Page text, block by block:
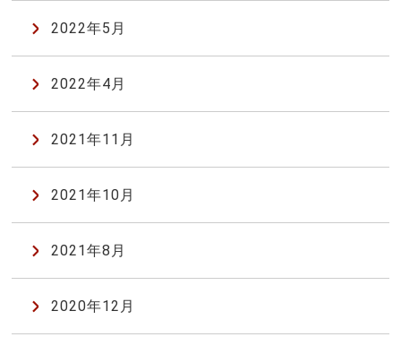
2022年5月
2022年4月
2021年11月
2021年10月
2021年8月
2020年12月